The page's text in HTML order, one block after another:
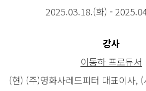
2025.03.18.(화) -
강사
이동하 프로듀서
(현) (주)영화사레드피터 대표이사,